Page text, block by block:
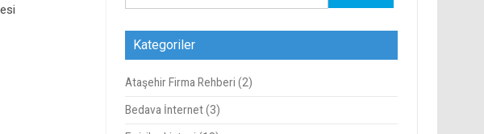
Kategoriler
Ataşehir Firma Rehberi (2)
Bedava İnternet(3)